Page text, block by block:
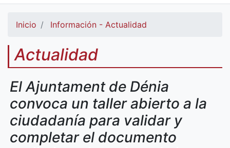
Inicio Información - Actualidad
Actualidad
El Ajuntament de Dénia
convoca un taller abierto a la
ciudadanía para validar y
completar el documento